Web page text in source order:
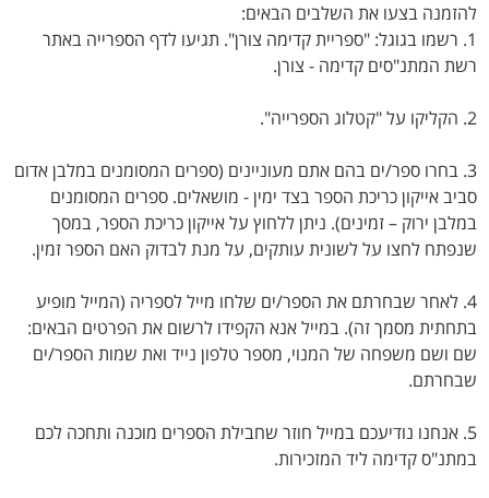
להזמנה בצעו את השלבים הבאים:
1. רשמו בגוגל: "ספריית קדימה צורן". תגיעו לדף הספרייה באתר
רשת המתנ"סים קדימה - צורן.
2. הקליקו על "קטלוג הספרייה".
3. בחרו ספר/ים בהם אתם מעוניינים (ספרים המסומנים במלבן אדום
סביב אייקון כריכת הספר בצד ימין - מושאלים. ספרים המסומנים
במלבן ירוק – זמינים). ניתן ללחוץ על אייקון כריכת הספר, במסך
שנפתח לחצו על לשונית עותקים, על מנת לבדוק האם הספר זמין.
4. לאחר שבחרתם את הספר/ים שלחו מייל לספריה (המייל מופיע
בתחתית מסמך זה). במייל אנא הקפידו לרשום את הפרטים הבאים:
שם ושם משפחה של המנוי, מספר טלפון נייד ואת שמות הספר/ים
שבחרתם.
5. אנחנו נודיעכם במייל חוזר שחבילת הספרים מוכנה ותחכה לכם
במתנ"ס קדימה ליד המזכירות.